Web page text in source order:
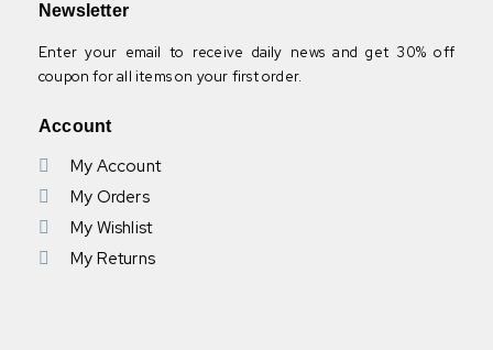
Newsletter
Enter your email to receive daily news and get 30% off
coupon for all items on your first order.
Account
My Account
My Orders
My Wishlist
My Returns